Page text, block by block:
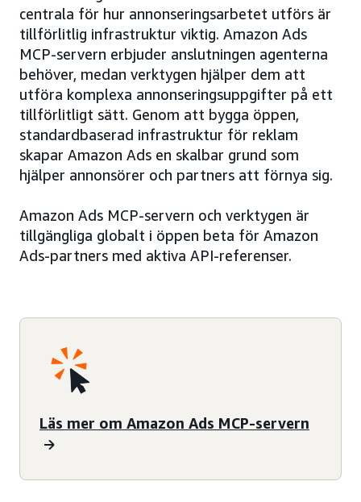
centrala för hur annonseringsarbetet utförs är
tillförlitlig infrastruktur viktig. Amazon Ads
MCP-servern erbjuder anslutningen agenterna
behöver, medan verktygen hjälper dem att
utföra komplexa annonseringsuppgifter på ett
tillförlitligt sätt. Genom att bygga öppen,
standardbaserad infrastruktur för reklam
skapar Amazon Ads en skalbar grund som
hjälper annonsörer och partners att förnya sig.
Amazon Ads MCP-servern och verktygen är
tillgängliga globalt i öppen beta för Amazon
Ads-partners med aktiva API-referenser.
Läs mer om Amazon Ads MCP-servern